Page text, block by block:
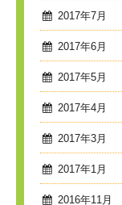
2017年7月
2017年6月
2017年5月
2017年4月
2017年3月
2017年1月
2016年11月